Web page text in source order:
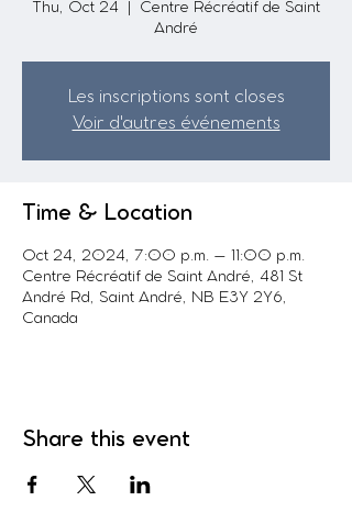
Thu, Oct 24
Centre Récréatif de Saint
André
Les inscriptions sont closes
Voir d'autres événements
Time & Location
Oct 24, 2024, 7:00 p.m. – 11:00 p.m.
Centre Récréatif de Saint André, 481 St
André Rd, Saint André, NB E3Y 2Y6,
Canada
Share this event